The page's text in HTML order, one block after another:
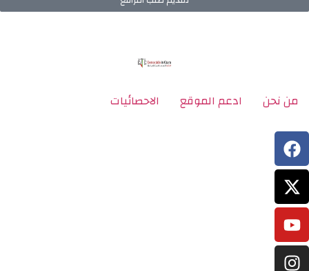
من نحن ادعم الموقع الاحصائيات